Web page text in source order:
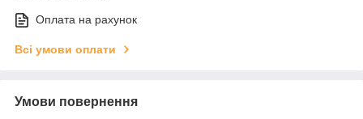
Оплата на рахунок
Всі умови оплати
Умови повернення